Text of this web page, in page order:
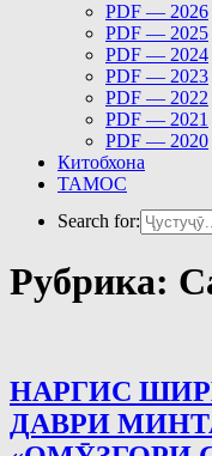
PDF — 2026
PDF — 2025
PDF — 2024
PDF — 2023
PDF — 2022
PDF — 2021
PDF — 2020
Китобхона
ТАМОС
Search for:
Рубрика:
НАРГИС
ДАВРИ